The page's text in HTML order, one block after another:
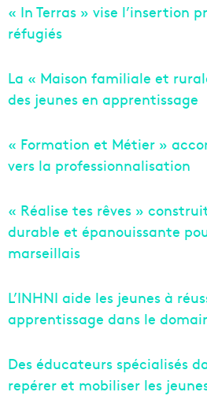
« In Terras » vise l’insertion
réfugiés
La « Maison familiale et
des jeunes en apprentissage
« Formation et Métier »
vers la professionnalisation
« Réalise tes rêves »
durable et épanouissante
marseillais
L’INHNI aide les jeunes à
apprentissage dans le
Des éducateurs spécialisés
repérer et mobiliser les